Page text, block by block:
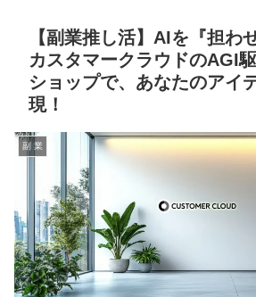
【副業推し活】AIを『担わ
カスタマークラウドのAGI
ショップで、あなたのアイ
現！
副 業